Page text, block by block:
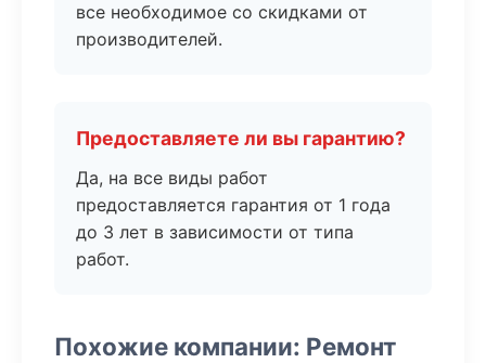
все необходимое со скидками от
производителей.
Предоставляете ли вы гарантию?
Да, на все виды работ
предоставляется гарантия от 1 года
до 3 лет в зависимости от типа
работ.
Похожие компании: Ремонт